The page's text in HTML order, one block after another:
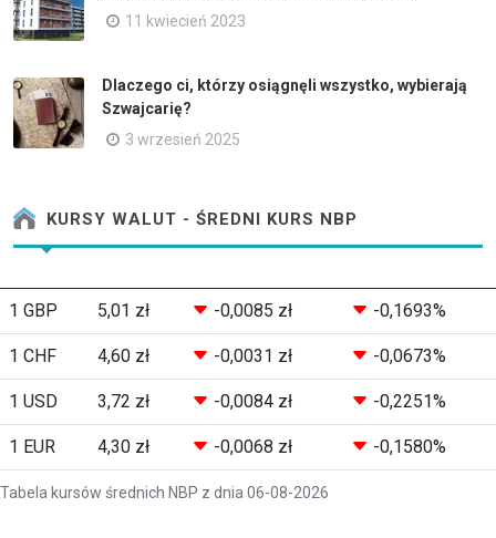
11 kwiecień 2023
Dlaczego ci, którzy osiągnęli wszystko, wybierają
Szwajcarię?
3 wrzesień 2025
KURSY WALUT - ŚREDNI KURS NBP
Tabela kursów średnich NBP z dnia 06-08-2026
1 GBP 5,01 zł -0,0085 zł -0,1693%
1 CHF 4,60 zł -0,0031 zł -0,0673%
1 USD 3,72 zł -0,0084 zł -0,2251%
1 EUR 4,30 zł -0,0068 zł -0,1580%